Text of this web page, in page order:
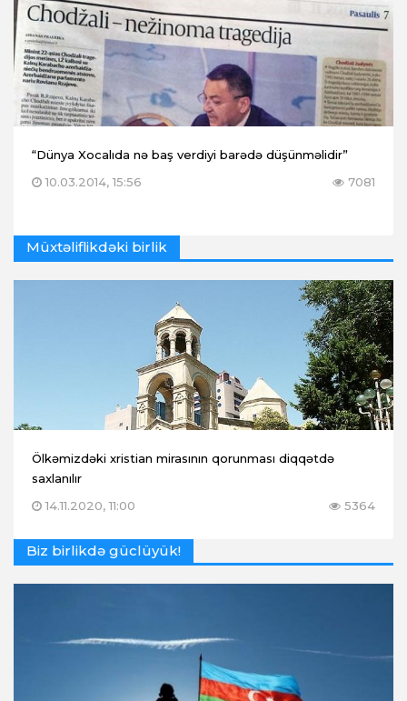
“Dünya Xocalıda nə baş verdiyi barədə düşünməlidir”
10.03.2014, 15:56
7081
Müxtəliflikdəki birlik
Ölkəmizdəki xristian mirasının qorunması diqqətdə
saxlanılır
14.11.2020, 11:00
5364
Biz birlikdə güclüyük!